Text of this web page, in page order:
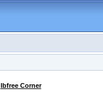
Ibfree Corner